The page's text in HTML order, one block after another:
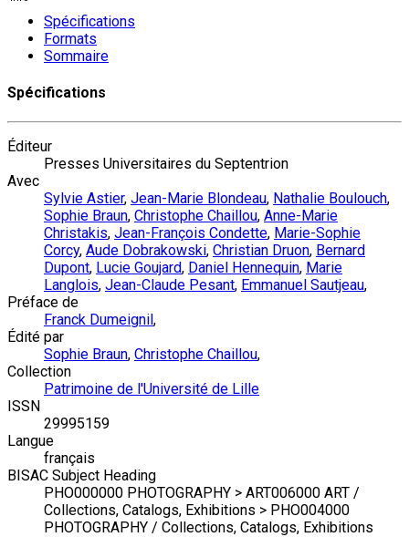
Spécifications
Formats
Sommaire
Spécifications
Éditeur
Presses Universitaires du Septentrion
Avec
Sylvie Astier, Jean-Marie Blondeau, Nathalie Boulouch,
Sophie Braun, Christophe Chaillou, Anne-Marie
Christakis, Jean-François Condette, Marie-Sophie
Corcy, Aude Dobrakowski, Christian Druon, Bernard
Dupont, Lucie Goujard, Daniel Hennequin, Marie
Langlois, Jean-Claude Pesant, Emmanuel Sautjeau,
Préface de
Franck Dumeignil,
Édité par
Sophie Braun, Christophe Chaillou,
Collection
Patrimoine de l'Université de Lille
ISSN
29995159
Langue
français
BISAC Subject Heading
PHO000000 PHOTOGRAPHY > ART006000 ART /
Collections, Catalogs, Exhibitions > PHO004000
PHOTOGRAPHY / Collections, Catalogs, Exhibitions